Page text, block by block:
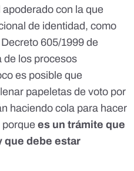
con la que
de identidad, como
605/1999 de
de los procesos
es posible que
papeletas de voto por
haciendo cola para hacer
porque es un trámite que
que debe estar